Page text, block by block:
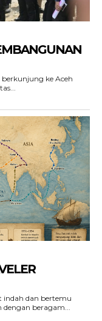
ke Aceh
indah dan bertemu
beragam...